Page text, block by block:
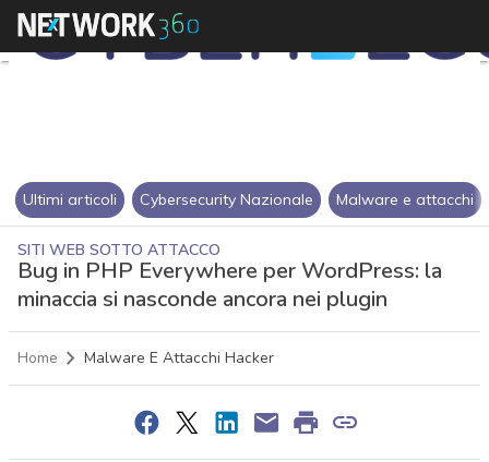
Ultimi articoli Cybersecurity Nazionale Malware e attacchi
SITI WEB SOTTO ATTACCO
Bug in PHP Everywhere per WordPress: la
minaccia si nasconde ancora nei plugin
Home Malware E Attacchi Hacker